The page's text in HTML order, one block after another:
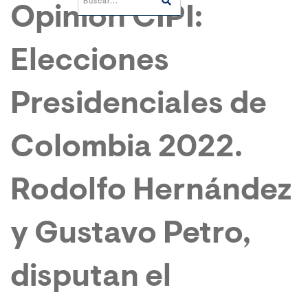
Opinión CIPI:
Elecciones
Presidenciales de
Colombia 2022.
Rodolfo Hernández
y Gustavo Petro,
disputan el